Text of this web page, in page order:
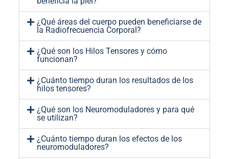
¿Qué áreas del cuerpo pueden beneficiarse de
la Radiofrecuencia Corporal?
¿Qué son los Hilos Tensores y cómo
funcionan?
¿Cuánto tiempo duran los resultados de los
hilos tensores?
¿Qué son los Neuromoduladores y para qué
se utilizan?
¿Cuánto tiempo duran los efectos de los
neuromoduladores?